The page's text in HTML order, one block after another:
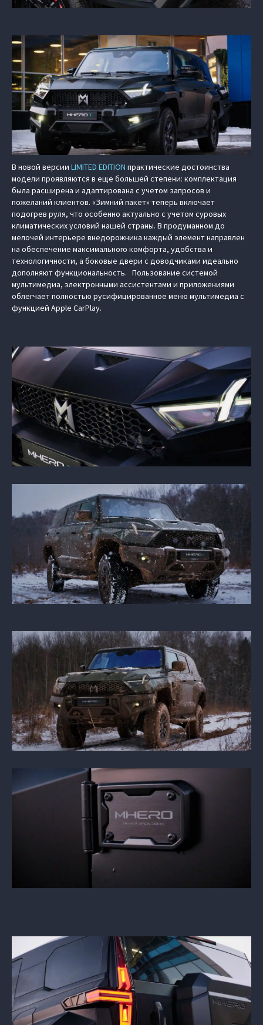
В новой версии LIMITED EDITION практические достоинства
модели проявляются в еще большей степени: комплектация
была расширена и адаптирована с учетом запросов и
пожеланий клиентов. «Зимний пакет» теперь включает
подогрев руля, что особенно актуально с учетом суровых
климатических условий нашей страны. В продуманном до
мелочей интерьере внедорожника каждый элемент направлен
на обеспечение максимального комфорта, удобства и
технологичности, а боковые двери с доводчиками идеально
дополняют функциональность. Пользование системой
мультимедиа, электронными ассистентами и приложениями
облегчает полностью русифицированное меню мультимедиа с
функцией Apple CarPlay.